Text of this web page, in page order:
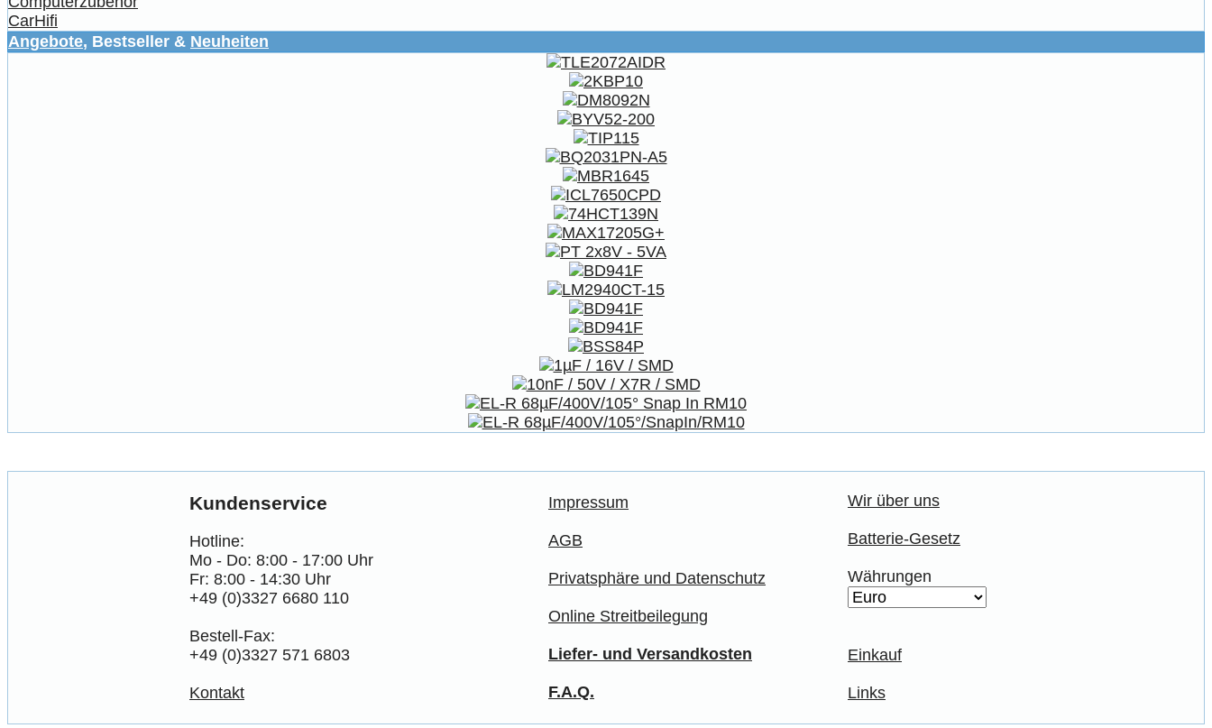
CarHifi
Angebote, Bestseller & Neuheiten
Kundenservice
Hotline:
Mo - Do: 8:00 - 17:00 Uhr
Fr: 8:00 - 14:30 Uhr
+49 (0)3327 6680 110
Bestell-Fax:
+49 (0)3327 571 6803
Kontakt
Impressum
AGB
Privatsphäre und Datenschutz
Online Streitbeilegung
Liefer- und Versandkosten
F.A.Q.
Wir über uns
Batterie-Gesetz
Währungen
Einkauf
Links